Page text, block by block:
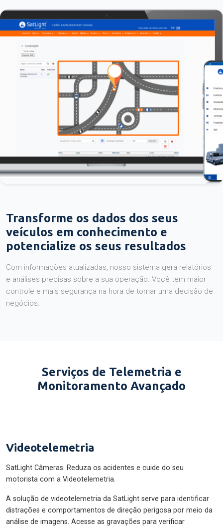
Transforme os dados dos seus
veículos em conhecimento e
potencialize os seus resultados
Com informações atualizadas, nosso sistema gera relatórios
e análises precisas sobre a sua operação. Você tem maior
controle e mais segurança na hora de tomar uma decisão de
negócios.
Serviços de Telemetria e
Monitoramento Avançado
Videotelemetria
SatLight Câmeras: Reduza os acidentes e cuide do seu
motorista com a Videotelemetria.
A solução de videotelemetria da SatLight serve para identificar
distrações e comportamentos de direção perigosa por meio da
análise de imagens. Acesse as gravações para verificar